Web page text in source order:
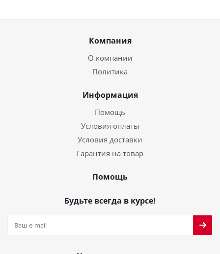
Компания
О компании
Политика
Информация
Помощь
Условия оплаты
Условия доставки
Гарантия на товар
Помощь
Будьте всегда в курсе!